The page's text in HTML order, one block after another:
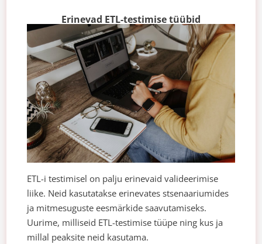
Erinevad ETL-testimise tüübid
ETL-i testimisel on palju erinevaid valideerimise
liike. Neid kasutatakse erinevates stsenaariumides
ja mitmesuguste eesmärkide saavutamiseks.
Uurime, milliseid ETL-testimise tüüpe ning kus ja
millal peaksite neid kasutama.